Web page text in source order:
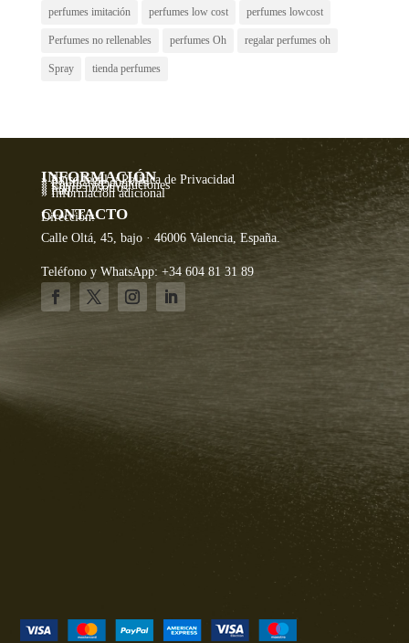
perfumes imitación perfumes low cost perfumes lowcost
Perfumes no rellenables perfumes Oh regalar perfumes oh
Spray tienda perfumes
INFORMACIÓN
» Aviso legal y Política de Privacidad
» Política de cookies
» Envíos y Devoluciones
» Sobre nosotros
» Faq
» Información adicional
CONTACTO
Dirección:
Calle Oltá, 45, bajo · 46006 Valencia, España.
Teléfono y WhatsApp: +34 604 81 31 89